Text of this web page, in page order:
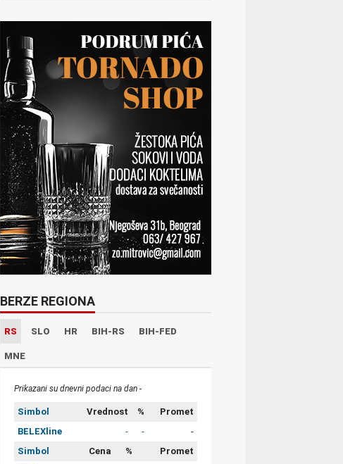
BERZE REGIONA
RS SLO HR BIH-RS BIH-FED
MNE
Prikazani su dnevni podaci na dan -
Simbol Vrednost %
Promet
BELEXline
- -
-
Simbol
Cena %
Promet